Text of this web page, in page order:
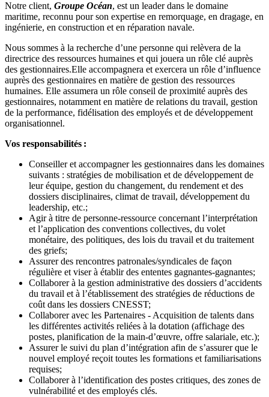
Notre client, Groupe Océan, est un leader dans le domaine
maritime, reconnu pour son expertise en remorquage, en dragage, en
ingénierie, en construction et en réparation navale.
Nous sommes à la recherche d’une personne qui relèvera de la
directrice des ressources humaines et qui jouera un rôle clé auprès
des gestionnaires.Elle accompagnera et exercera un rôle d’influence
auprès des gestionnaires en matière de gestion des ressources
humaines. Elle assumera un rôle conseil de proximité auprès des
gestionnaires, notamment en matière de relations du travail, gestion
de la performance, fidélisation des employés et de développement
organisationnel.
Vos responsabilités :
Conseiller et accompagner les gestionnaires dans les domaines
suivants : stratégies de mobilisation et de développement de
leur équipe, gestion du changement, du rendement et des
dossiers disciplinaires, climat de travail, développement du
leadership, etc.;
Agir à titre de personne-ressource concernant l’interprétation
et l’application des conventions collectives, du volet
monétaire, des politiques, des lois du travail et du traitement
des griefs;
Assurer des rencontres patronales/syndicales de façon
régulière et viser à établir des ententes gagnantes-gagnantes;
Collaborer à la gestion administrative des dossiers d’accidents
du travail et à l’établissement des stratégies de réductions de
coût dans les dossiers CNESST;
Collaborer avec les Partenaires - Acquisition de talents dans
les différentes activités reliées à la dotation (affichage des
postes, planification de la main-d’œuvre, offre salariale, etc.);
Assurer le suivi du plan d’intégration afin de s’assurer que le
nouvel employé reçoit toutes les formations et familiarisations
requises;
Collaborer à l’identification des postes critiques, des zones de
vulnérabilité et des employés clés.